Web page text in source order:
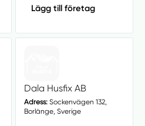
Lägg till företag
Dala Husfix AB
Adress:Sockenvägen 132,
Borlänge, Sverige